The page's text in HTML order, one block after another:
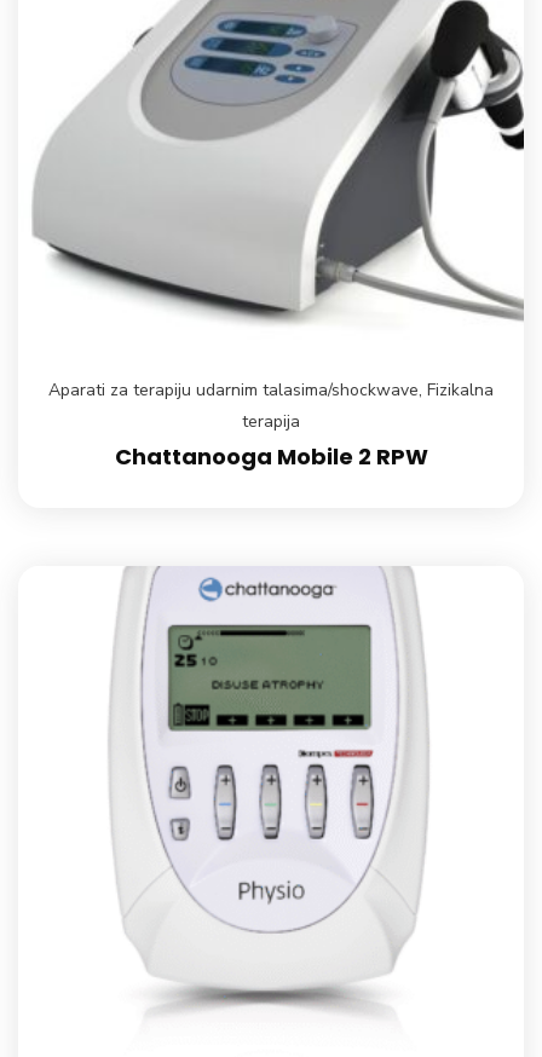
Aparati za terapiju udarnim talasima/shockwave, Fizikalna
terapija
Chattanooga Mobile 2 RPW